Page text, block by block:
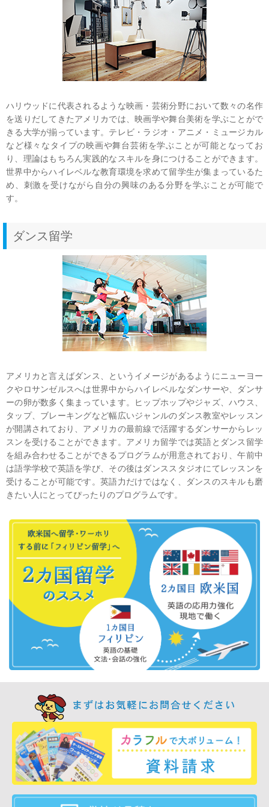
ハリウッドに代表されるような映画・芸術分野において数々の名作
を送りだしてきたアメリカでは、映画学や舞台美術を学ぶことがで
きる大学が揃っています。テレビ・ラジオ・アニメ・ミュージカル
など様々なタイプの映画や舞台芸術を学ぶことが可能となってお
り、理論はもちろん実践的なスキルを身につけることができます。
世界中からハイレベルな教育環境を求めて留学生が集まっているた
め、刺激を受けながら自分の興味のある分野を学ぶことが可能で
す。
ダンス留学
アメリカと言えばダンス、というイメージがあるようにニューヨー
クやロサンゼルスへは世界中からハイレベルなダンサーや、ダンサ
ーの卵が数多く集まっています。ヒップホップやジャズ、ハウス、
タップ、ブレーキングなど幅広いジャンルのダンス教室やレッスン
が開講されており、アメリカの最前線で活躍するダンサーからレッ
スンを受けることができます。アメリカ留学では英語とダンス留学
を組み合わせることができるプログラムが用意されており、午前中
は語学学校で英語を学び、その後はダンススタジオにてレッスンを
受けることが可能です。英語力だけではなく、ダンスのスキルも磨
きたい人にとってぴったりのプログラムです。